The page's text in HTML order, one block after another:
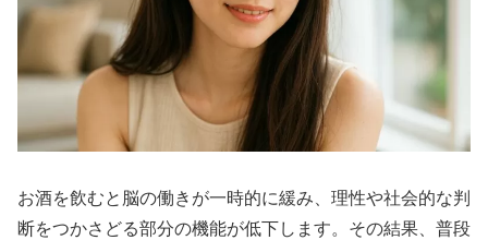
お酒を飲むと脳の働きが一時的に緩み、理性や社会的な判
断をつかさどる部分の機能が低下します。その結果、普段